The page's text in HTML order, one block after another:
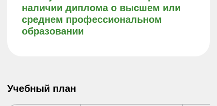
наличии диплома о высшем или
среднем профессиональном
образовании
Учебный план